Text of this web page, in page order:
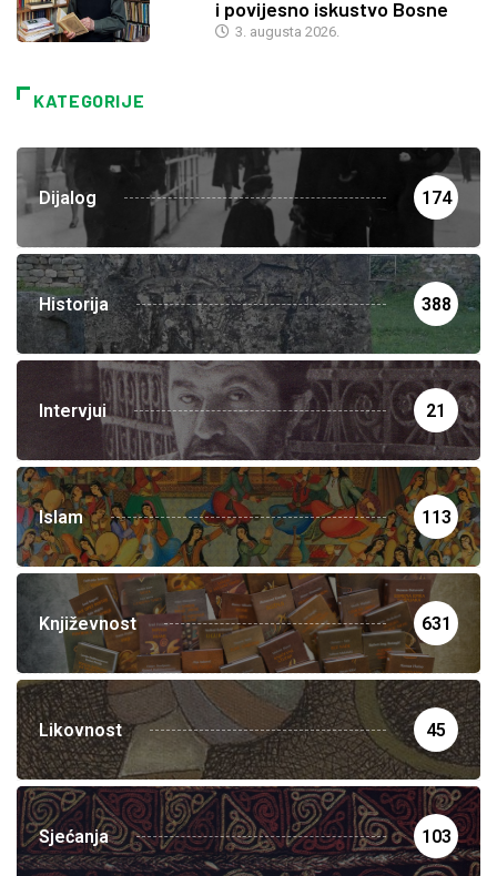
i povijesno iskustvo Bosne
3. augusta 2026.
KATEGORIJE
Dijalog 174
Historija 388
Intervjui 21
Islam 113
Književnost 631
Likovnost 45
Sjećanja 103